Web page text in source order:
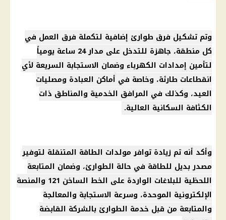
وتم تشكيل فرق طوارئ إضافية لتكملة فرق العمل في
كل منطقة، جاهزة للتدخل على مدار 24 ساعة يومياً
لتأمين إمدادات الكهرباء وضمان الاستجابة السريعة لأي
انقطاعات طارئة، وخاصة في أماكن العبادة ومصليات
العيد، وكذلك في المرافق الخدمية والمناطق ذات
الكثافة السكانية العالية.
وأكد أنه تم زيادة توافر مولدات الطاقة المتنقلة لتوفير
مصدر بديل للطاقة في حالة الطوارئ، وضمان المتابعة
اللحظية للبلاغات الواردة على الخط الساخن 121 والمنصة
الإلكترونية الموحدة، وسرعة الاستجابة والمعالجة
والمتابعة من قبل خدمة الطوارئ بالشركة القابضة